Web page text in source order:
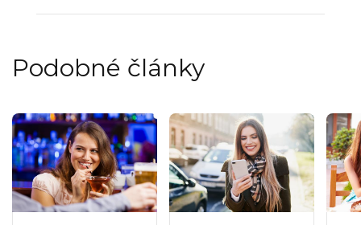
Podobné články